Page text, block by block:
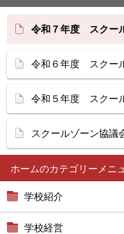
ホーム
学校紹介
学校経営
令和７年度 スクー
令和６年度 スクー
令和５年度 スクー
スクールゾーン協議